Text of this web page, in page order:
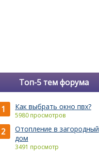
Топ-5 тем форума
1 Как выбрать окно пвх?
5980 просмотров
2
Отопление в загородный
дом
3491 просмотр